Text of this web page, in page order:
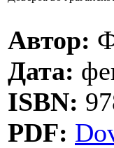
Автор:
Дата:
ISBN:
PDF: